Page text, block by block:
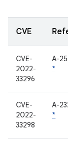
CVE
CVE-
2022-
33296
A-
*
CVE-
2022-
33298
A-
*